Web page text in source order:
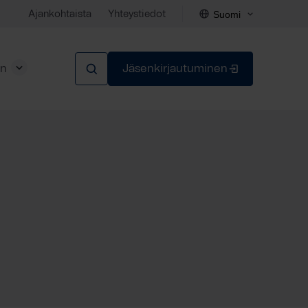
Ajankohtaista Yhteystiedot Suomi
Jäsenkirjautuminen